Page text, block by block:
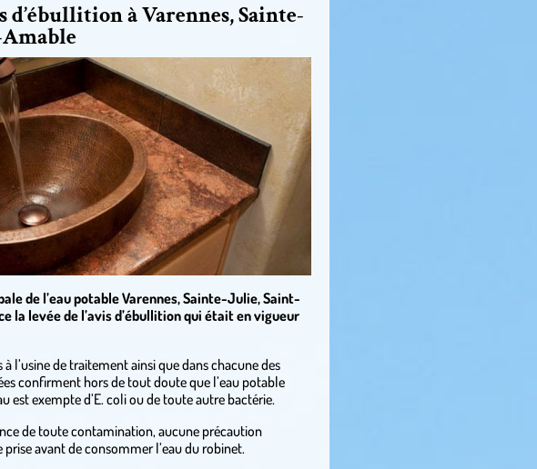
d’ébullition à Varennes, Sainte-
de l’eau potable Varennes, Sainte-Julie, Saint-
la levée de l’avis d’ébullition qui était en vigueur
l’usine de traitement ainsi que dans chacune des
confirment hors de tout doute que l’eau potable
est exempte d’E. coli ou de toute autre bactérie.
de toute contamination, aucune précaution
avant de consommer l’eau du robinet.